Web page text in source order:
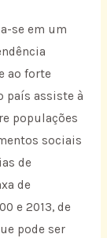
se em um
ao forte
país assiste à
populações
sociais
de
de
e 2013, de
pode ser